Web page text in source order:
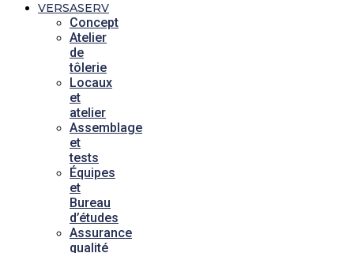
VERSASERV
Concept
Atelier
de
tôlerie
Locaux
et
atelier
Assemblage
et
tests
Équipes
et
Bureau
d’études
Assurance
qualité